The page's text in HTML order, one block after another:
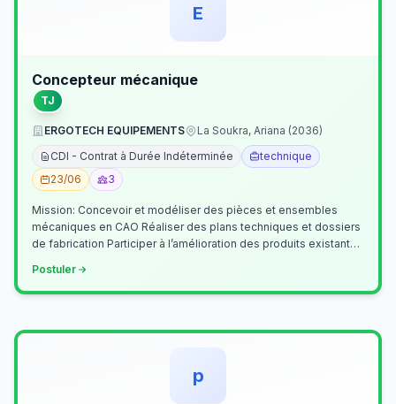
E
Concepteur mécanique
TJ
ERGOTECH EQUIPEMENTS
La Soukra, Ariana (2036)
CDI - Contrat à Durée Indéterminée
technique
23/06
3
Mission: Concevoir et modéliser des pièces et ensembles
mécaniques en CAO Réaliser des plans techniques et dossiers
de fabrication Participer à l’amélioration des produits existants
Postuler
p